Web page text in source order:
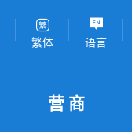
繁体 语言
营商